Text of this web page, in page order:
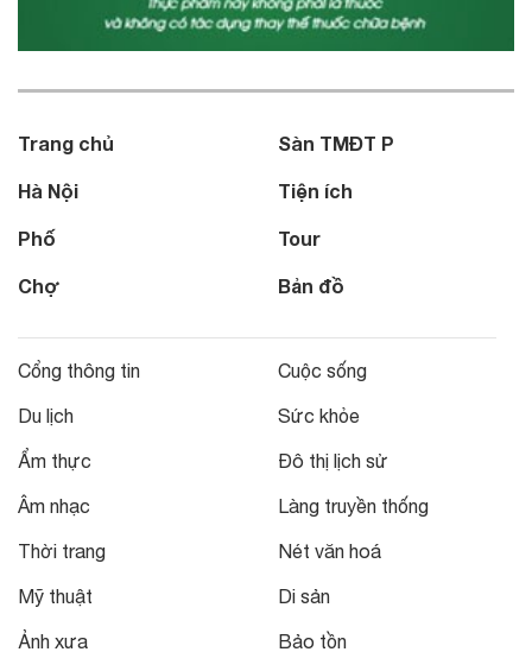
Trang chủ
Hà Nội
Phố
Chợ
Sàn TMĐT P
Tiện ích
Tour
Bản đồ
Cổng thông tin
Du lịch
Ẩm thực
Âm nhạc
Thời trang
Mỹ thuật
Ảnh xưa
Cuộc sống
Sức khỏe
Đô thị lịch sử
Làng truyền thống
Nét văn hoá
Di sản
Bảo tồn